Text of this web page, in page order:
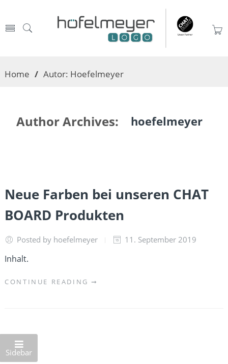
Home / Autor: Hoefelmeyer
Sidebar
Author Archives: hoefelmeyer
Neue Farben bei unseren CHAT
BOARD Produkten
Posted by hoefelmeyer 11. September 2019
Inhalt.
CONTINUE READING ➞